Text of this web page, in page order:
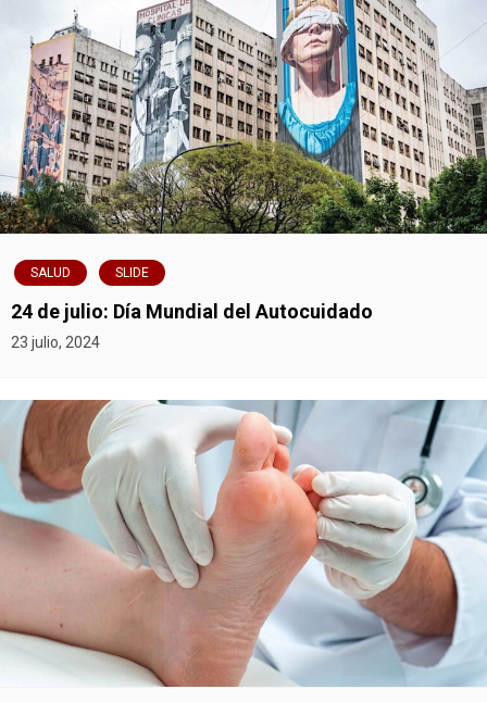
a
d
a
s SALUD SLIDE
24 de julio: Día Mundial del Autocuidado
23 julio, 2024